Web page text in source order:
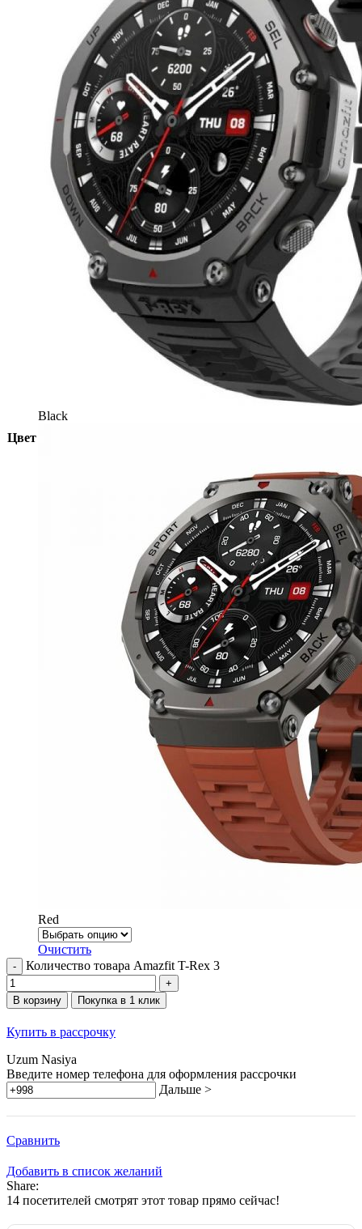
Цвет
Black
Red
Очистить
Количество товара Amazfit T-Rex 3
В корзину Покупка в 1 клик
Купить в рассрочку
Uzum Nasiya
Введите номер телефона для оформления рассрочки
Дальше >
Сравнить
Добавить в список желаний
Share:
14 посетителей смотрят этот товар прямо сейчас!